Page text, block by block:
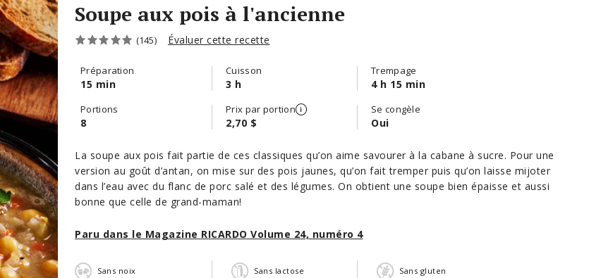
Soupe aux pois à l'ancienne
(145) Évaluer cette recette
Préparation
15 min
Cuisson
3 h
Trempage
4 h 15 min
Portions
8
Prix par portion
2,70 $
Se congèle
Oui
La soupe aux pois fait partie de ces classiques qu’on aime savourer à la cabane à sucre. Pour une
version au goût d’antan, on mise sur des pois jaunes, qu’on fait tremper puis qu’on laisse mijoter
dans l’eau avec du flanc de porc salé et des légumes. On obtient une soupe bien épaisse et aussi
bonne que celle de grand-maman!
Paru dans le Magazine RICARDO Volume 24, numéro 4
Sans noix Sans lactose Sans gluten